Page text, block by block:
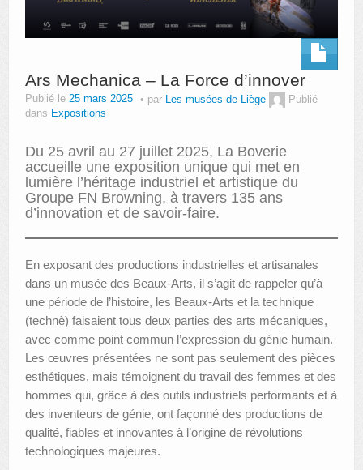
Ars Mechanica – La Force d’innover
Publié le 25 mars 2025 par Les musées de Liège
Publié
dans Expositions
Du 25 avril au 27 juillet 2025, La Boverie
accueille une exposition unique qui met en
lumière l’héritage industriel et artistique du
Groupe FN Browning, à travers 135 ans
d’innovation et de savoir-faire.
En exposant des productions industrielles et artisanales
dans un musée des Beaux-Arts, il s’agit de rappeler qu’à
une période de l’histoire, les Beaux-Arts et la technique
(technè) faisaient tous deux parties des arts mécaniques,
avec comme point commun l’expression du génie humain.
Les œuvres présentées ne sont pas seulement des pièces
esthétiques, mais témoignent du travail des femmes et des
hommes qui, grâce à des outils industriels performants et à
des inventeurs de génie, ont façonné des productions de
qualité, fiables et innovantes à l’origine de révolutions
technologiques majeures.